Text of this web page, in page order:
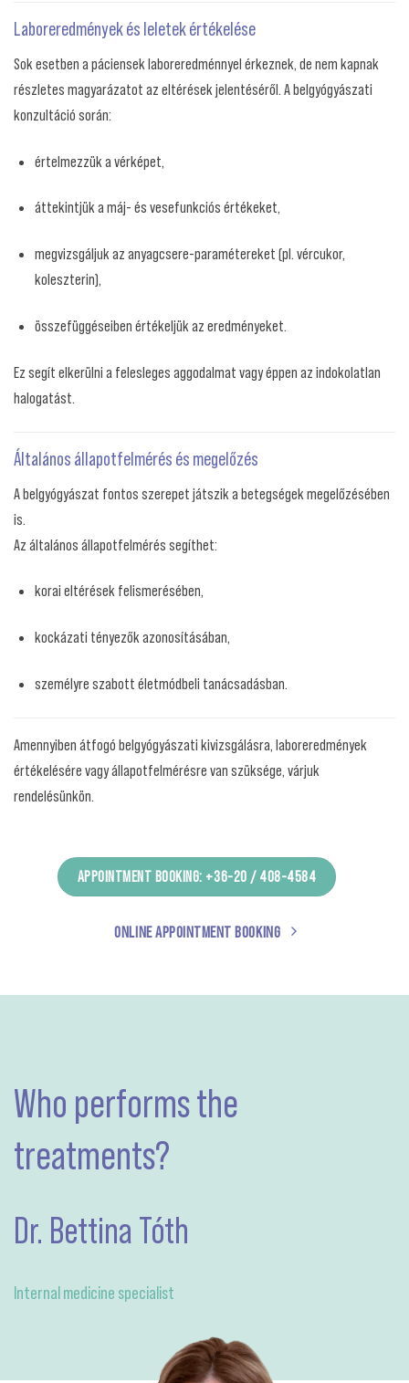
Laboreredmények és leletek értékelése
Sok esetben a páciensek laboreredménnyel érkeznek, de nem kapnak
részletes magyarázatot az eltérések jelentéséről. A belgyógyászati
konzultáció során:
értelmezzük a vérképet,
áttekintjük a máj- és vesefunkciós értékeket,
megvizsgáljuk az anyagcsere-paramétereket (pl. vércukor,
koleszterin),
összefüggéseiben értékeljük az eredményeket.
Ez segít elkerülni a felesleges aggodalmat vagy éppen az indokolatlan
halogatást.
Általános állapotfelmérés és megelőzés
A belgyógyászat fontos szerepet játszik a betegségek megelőzésében
is.
Az általános állapotfelmérés segíthet:
korai eltérések felismerésében,
kockázati tényezők azonosításában,
személyre szabott életmódbeli tanácsadásban.
Amennyiben átfogó belgyógyászati kivizsgálásra, laboreredmények
értékelésére vagy állapotfelmérésre van szüksége, várjuk
rendelésünkön.
APPOINTMENT BOOKING: +36-20 / 408-4584
ONLINE APPOINTMENT BOOKING
Who performs the
treatments?
Dr. Bettina Tóth
Internal medicine specialist